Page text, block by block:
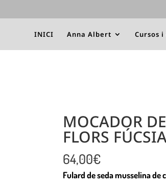
INICI Anna Albert Cursos
MOCADOR
FLORS
64,00€
Fulard de seda musselina de